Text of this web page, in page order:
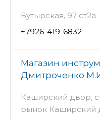
Бутырская, 97 ст2а
+7926-419-6832
Магазин
Дмитроченко
Каширский двор,
рынок Каширский